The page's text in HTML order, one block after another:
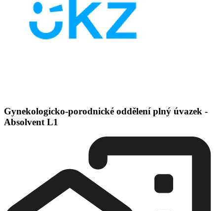
Gynekologicko-porodnické oddělení plný úvazek -
Absolvent L1